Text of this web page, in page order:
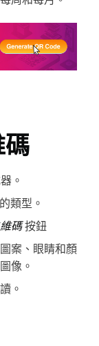
。
類型。
碼按鈕
案、眼睛和顏
像。
。